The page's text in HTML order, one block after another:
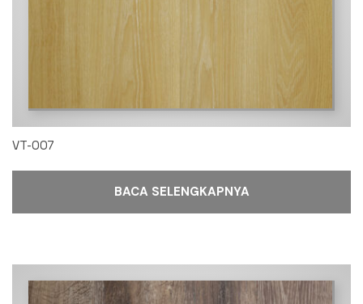
VT-007
BACA SELENGKAPNYA